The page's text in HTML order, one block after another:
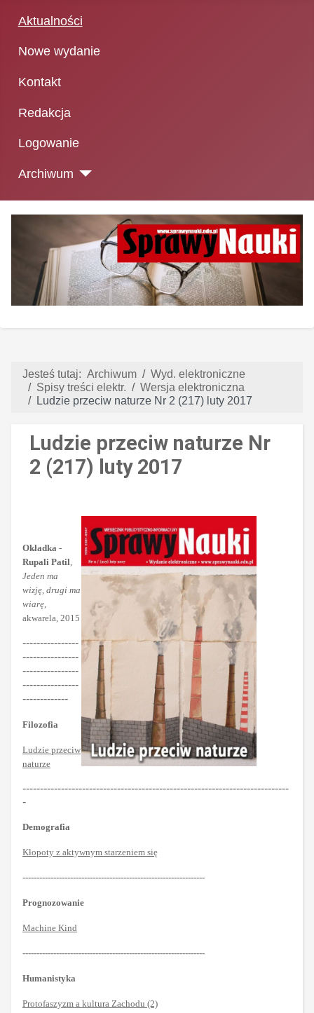
Aktualności
Nowe wydanie
Kontakt
Redakcja
Logowanie
Archiwum
Jesteś tutaj: Archiwum
Wyd. elektroniczne
Spisy treści elektr.
Wersja elektroniczna
Ludzie przeciw naturze Nr 2 (217) luty 2017
Ludzie przeciw naturze Nr
2 (217) luty 2017
Okładka -
Rupali Patil
Jeden ma
wizję, drugi ma
wiarę
akwarela, 2015
----------------
----------------
----------------
----------------
-------------
Filozofia
Ludzie przeciw
naturze
----------------------------------------------------------------------------
-
Demografia
Kłopoty z aktywnym starzeniem się
-----------------------------------------------------------------
Prognozowanie
Machine Kind
-----------------------------------------------------------------
Humanistyka
Protofaszyzm a kultura Zachodu (2)